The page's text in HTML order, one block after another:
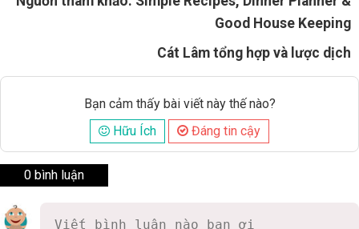
Good House Keeping
Cát Lâm tổng hợp và lược dịch
Bạn cảm thấy bài viết này thế nào?
Hữu Ích
Đáng tin cậy
0 bình luận